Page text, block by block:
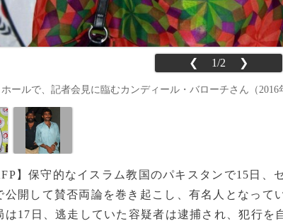
❮ 1/2 ❯
ールで、記者会見に臨むカンディール・バローチさん（2016
】保守的なイスラム教国のパキスタンで15日
公開して賛否両論を巻き起こし、有名人となって
は17日、逃走していた容疑者は逮捕され、犯行を